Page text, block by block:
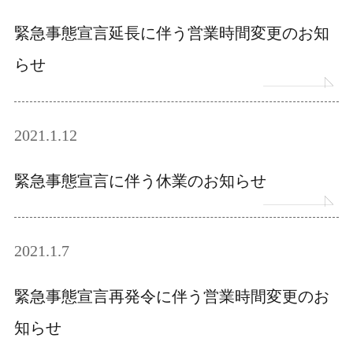
緊急事態宣言延長に伴う営業時間変更のお知
らせ
2021.1.12
緊急事態宣言に伴う休業のお知らせ
2021.1.7
緊急事態宣言再発令に伴う営業時間変更のお
知らせ